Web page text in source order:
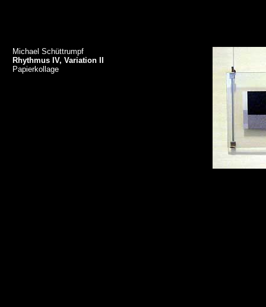
Michael Schüttrumpf
Rhythmus IV, Variation II
Papierkollage